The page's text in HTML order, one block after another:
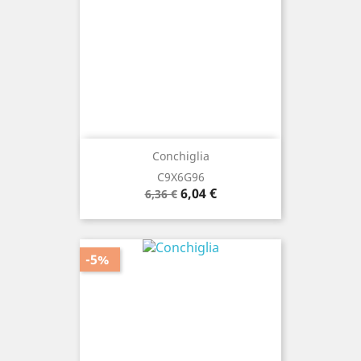
Conchiglia
C9X6G96
Prezzo
6,36 € Prezzo
6,04 €
-5%